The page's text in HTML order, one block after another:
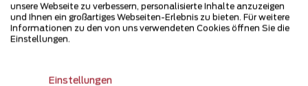
Mehrfach ausgezeichnet und immer am
unsere Webseite zu verbessern, personalisierte Inhalte anzuzeigen
und Ihnen ein großartiges Webseiten-Erlebnis zu bieten. Für weitere
Informationen zu den von uns verwendeten Cookies öffnen Sie die
Einstellungen.
Einstellungen